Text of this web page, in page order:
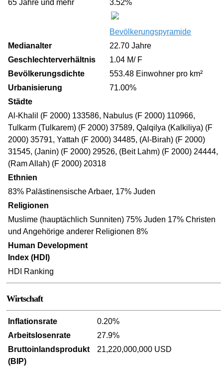
65 Jahre und mehr
3.52%
Bevölkerungspyramide
Medianalter
22.70 Jahre
Geschlechterverhältnis
1.04 M/ F
Bevölkerungsdichte
553.48 Einwohner pro km²
Urbanisierung
71.00%
Städte
Al-Khalil (F 2000) 133586, Nabulus (F 2000) 110966,
Tulkarm (Tulkarem) (F 2000) 37589, Qalqilya (Kalkiliya) (F
2000) 35791, Yattah (F 2000) 34485, (Al-Birah) (F 2000)
31545, (Janin) (F 2000) 29526, (Beit Lahm) (F 2000) 24444,
(Ram Allah) (F 2000) 20318
Ethnien
83% Palästinensische Arbaer, 17% Juden
Religionen
Muslime (hauptächlich Sunniten) 75% Juden 17% Christen
und Angehörige anderer Religionen 8%
Human Development
Index (HDI)
HDI Ranking
Wirtschaft
Inflationsrate
0.20%
Arbeitslosenrate
27.9%
Bruttoinlandsprodukt
(BIP)
21,220,000,000 USD